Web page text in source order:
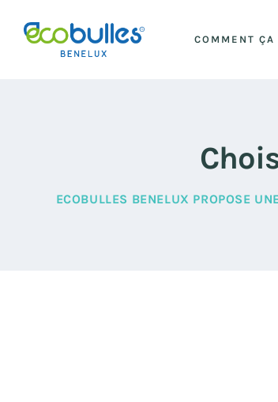
COMMENT ÇA
ECOBULLES BENELUX PROPOSE